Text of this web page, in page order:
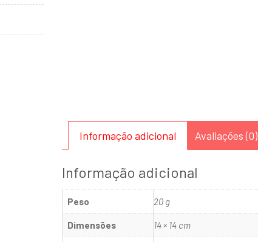
Informação adicional Avaliações (0)
Informação adicional
Peso 20 g
Dimensões 14 × 14 cm